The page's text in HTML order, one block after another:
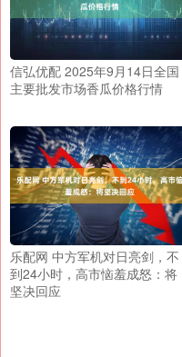
信弘优配 2025年9月14日全国
主要批发市场香瓜价格行情
乐配网 中方军机对日亮剑，不
到24小时，高市恼羞成怒：将
坚决回应